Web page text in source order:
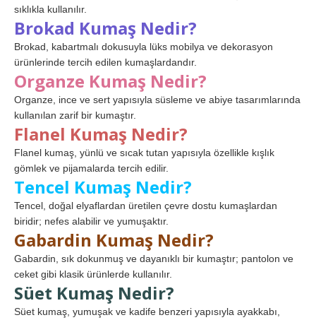
sıklıkla kullanılır.
Brokad Kumaş Nedir?
Brokad, kabartmalı dokusuyla lüks mobilya ve dekorasyon
ürünlerinde tercih edilen kumaşlardandır.
Organze Kumaş Nedir?
Organze, ince ve sert yapısıyla süsleme ve abiye tasarımlarında
kullanılan zarif bir kumaştır.
Flanel Kumaş Nedir?
Flanel kumaş, yünlü ve sıcak tutan yapısıyla özellikle kışlık
gömlek ve pijamalarda tercih edilir.
Tencel Kumaş Nedir?
Tencel, doğal elyaflardan üretilen çevre dostu kumaşlardan
biridir; nefes alabilir ve yumuşaktır.
Gabardin Kumaş Nedir?
Gabardin, sık dokunmuş ve dayanıklı bir kumaştır; pantolon ve
ceket gibi klasik ürünlerde kullanılır.
Süet Kumaş Nedir?
Süet kumaş, yumuşak ve kadife benzeri yapısıyla ayakkabı,